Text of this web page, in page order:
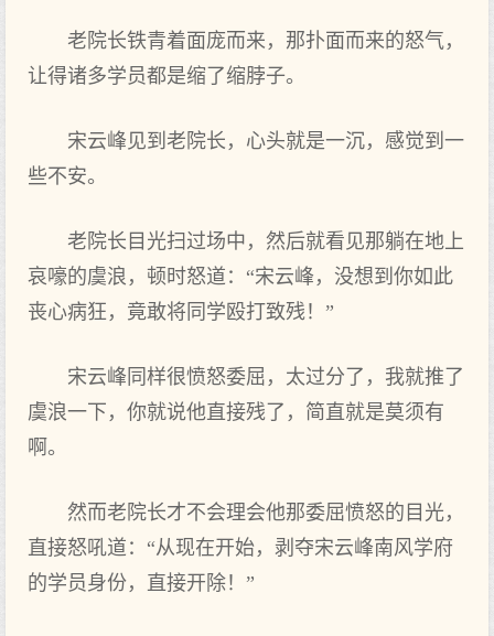
老院长铁青着面庞而来，那扑面而来的怒气，
让得诸多学员都是缩了缩脖子。
宋云峰见到老院长，心头就是一沉，感觉到一
些不安。
老院长目光扫过场中，然后就看见那躺在地上
哀嚎的虞浪，顿时怒道：“宋云峰，没想到你如此
丧心病狂，竟敢将同学殴打致残！”
宋云峰同样很愤怒委屈，太过分了，我就推了
虞浪一下，你就说他直接残了，简直就是莫须有
啊。
然而老院长才不会理会他那委屈愤怒的目光，
直接怒吼道：“从现在开始，剥夺宋云峰南风学府
的学员身份，直接开除！”